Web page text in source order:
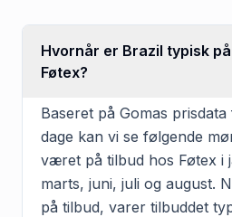
Hvornår er Brazil typisk
Føtex?
Baseret på Gomas
dage kan vi se følgende
været på tilbud hos Føtex i
marts, juni, juli og august.
på tilbud, varer tilbuddet